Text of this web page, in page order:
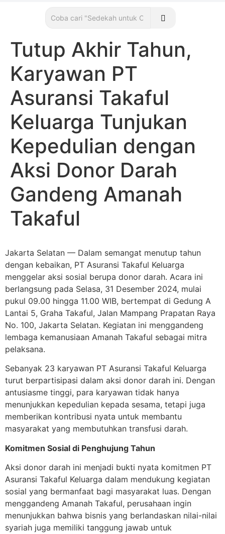
Tutup Akhir Tahun,
Karyawan PT
Asuransi Takaful
Keluarga Tunjukan
Kepedulian dengan
Aksi Donor Darah
Gandeng Amanah
Takaful
Jakarta Selatan — Dalam semangat menutup tahun
dengan kebaikan, PT Asuransi Takaful Keluarga
menggelar aksi sosial berupa donor darah. Acara ini
berlangsung pada Selasa, 31 Desember 2024, mulai
pukul 09.00 hingga 11.00 WIB, bertempat di Gedung A
Lantai 5, Graha Takaful, Jalan Mampang Prapatan Raya
No. 100, Jakarta Selatan. Kegiatan ini menggandeng
lembaga kemanusiaan Amanah Takaful sebagai mitra
pelaksana.
Sebanyak 23 karyawan PT Asuransi Takaful Keluarga
turut berpartisipasi dalam aksi donor darah ini. Dengan
antusiasme tinggi, para karyawan tidak hanya
menunjukkan kepedulian kepada sesama, tetapi juga
memberikan kontribusi nyata untuk membantu
masyarakat yang membutuhkan transfusi darah.
Komitmen Sosial di Penghujung Tahun
Aksi donor darah ini menjadi bukti nyata komitmen PT
Asuransi Takaful Keluarga dalam mendukung kegiatan
sosial yang bermanfaat bagi masyarakat luas. Dengan
menggandeng Amanah Takaful, perusahaan ingin
menunjukkan bahwa bisnis yang berlandaskan nilai-nilai
syariah juga memiliki tanggung jawab untuk